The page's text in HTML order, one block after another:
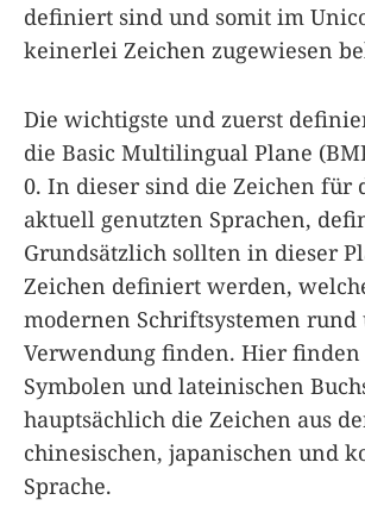
definiert sind und somit im
keinerlei Zeichen zugewiesen
Die wichtigste und zuerst
die Basic Multilingual Plane
0. In dieser sind die Zeichen für
aktuell genutzten Sprachen,
Grundsätzlich sollten in dieser
Zeichen definiert werden,
modernen Schriftsystemen rund
Verwendung finden. Hier finden
Symbolen und lateinischen
hauptsächlich die Zeichen aus
chinesischen, japanischen und
Sprache.